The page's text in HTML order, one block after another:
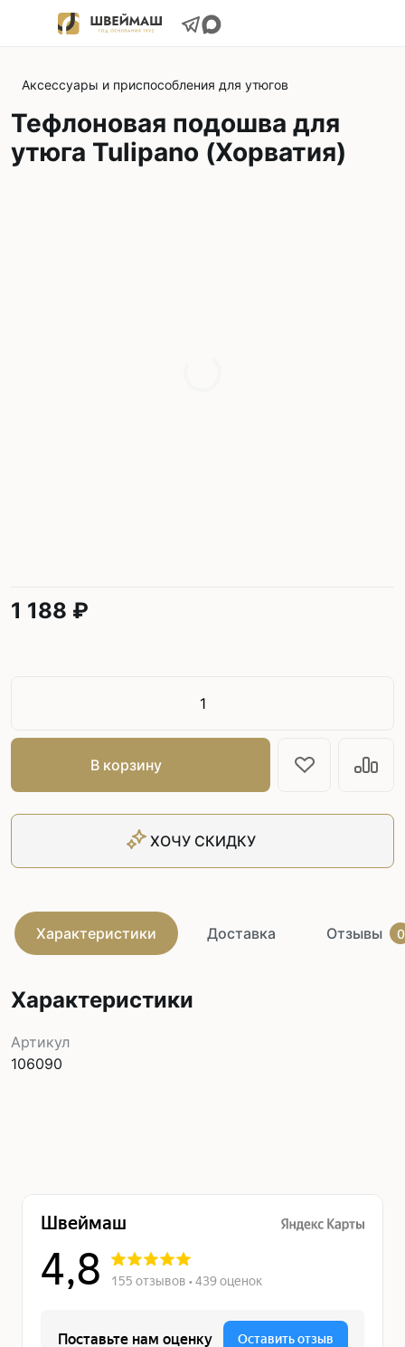
Аксессуары и приспособления для утюгов
Тефлоновая подошва для
утюга Tulipano (Хорватия)
1 188 ₽
В корзину
ХОЧУ СКИДКУ
Характеристики Доставка Отзывы 0
Характеристики
Артикул
106090